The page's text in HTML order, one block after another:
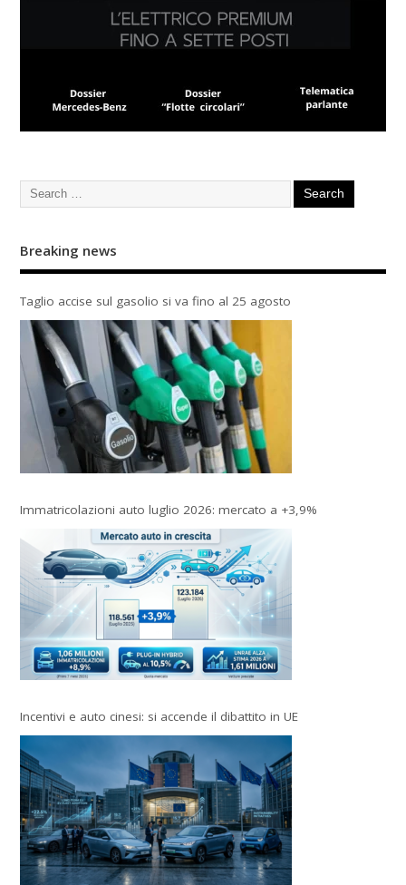
Breaking news
Taglio accise sul gasolio si va fino al 25 agosto
Immatricolazioni auto luglio 2026: mercato a +3,9%
Incentivi e auto cinesi: si accende il dibattito in UE